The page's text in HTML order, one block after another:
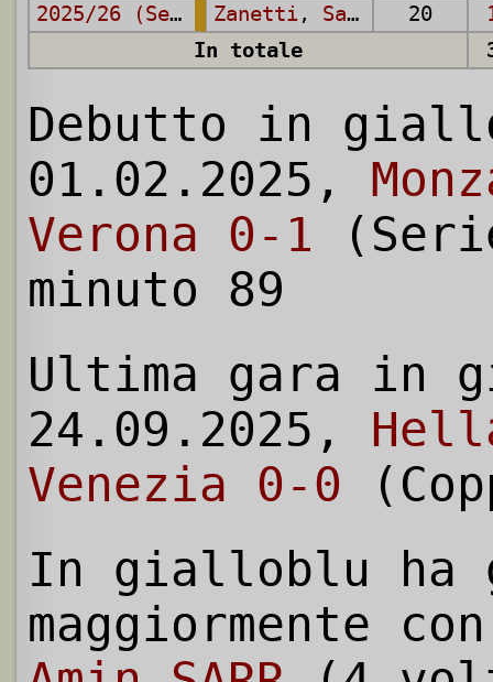
2025/26 (Serie A)
Zanetti, Sammarco 20
In totale
Debutto in
01.02.2025,
Verona 0-1
minuto 89
Ultima gara in
24.09.2025,
Venezia 0-0
In gialloblu ha
maggiormente